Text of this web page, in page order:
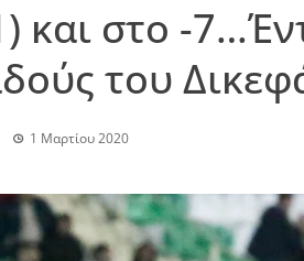
στο -
του
1 Μαρτίου 2020